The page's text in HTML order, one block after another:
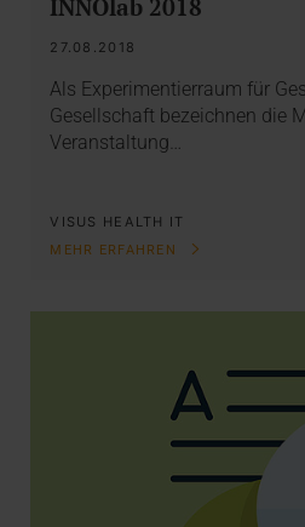
INNOlab 2018
27.08.2018
Als Experimentierraum für
Gesellschaft bezeichnen die
Veranstaltung…
VISUS HEALTH IT
MEHR ERFAHREN